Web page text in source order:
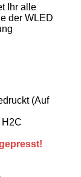
Ihr alle
der WLED
(Auf
H2C